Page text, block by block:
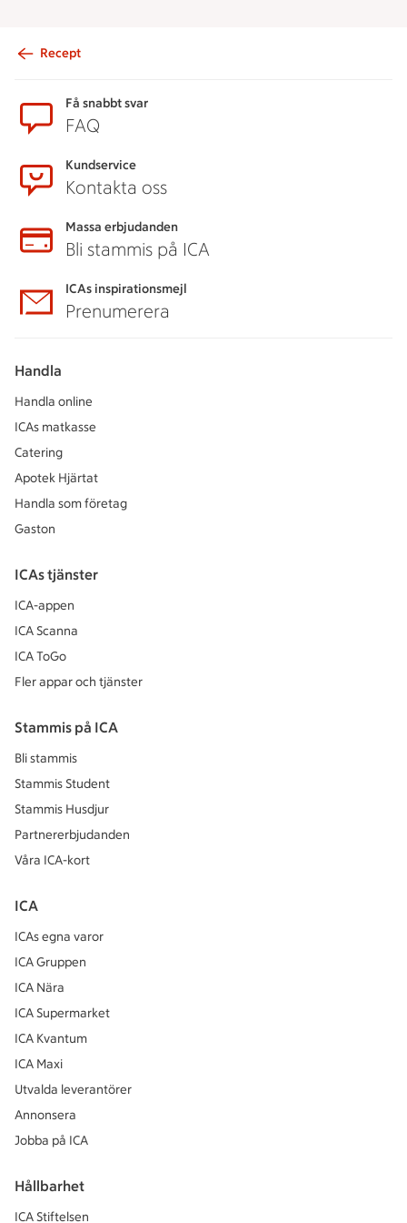
Recept
Få snabbt svar
FAQ
Kundservice
Kontakta oss
Massa erbjudanden
Bli stammis på ICA
ICAs inspirationsmejl
Prenumerera
Handla
Handla online
ICAs matkasse
Catering
Apotek Hjärtat
Handla som företag
Gaston
ICAs tjänster
ICA-appen
ICA Scanna
ICA ToGo
Fler appar och tjänster
Stammis på ICA
Bli stammis
Stammis Student
Stammis Husdjur
Partnererbjudanden
Våra ICA-kort
ICA
ICAs egna varor
ICA Gruppen
ICA Nära
ICA Supermarket
ICA Kvantum
ICA Maxi
Utvalda leverantörer
Annonsera
Jobba på ICA
Hållbarhet
ICA Stiftelsen